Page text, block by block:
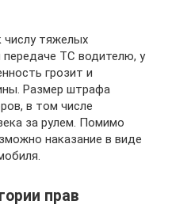
тяжелых
ТС водителю, у
грозит и
Размер штрафа
в том числе
за рулем. Помимо
наказание в виде
прав